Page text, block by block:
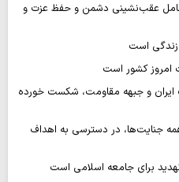
عقب‌نشینی دشمن و حفظ عزت و
زندگی است
امروز کشور است
ایران و جبهه مقاومت، شکست خورده
جنایت‌ها، در دسترسی به اهداف
برای جامعه اسلامی است